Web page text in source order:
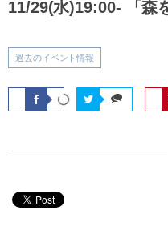
11/29(水)19:00- 「森
過去のイベント情報